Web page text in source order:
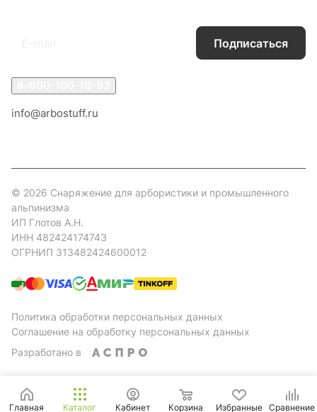
Подписаться
info@arbostuff.ru
© 2026 Снаряжение для арбористики и промышленного
альпинизма
ИП Глотов А.Н.
ИНН 482424174743
ОГРНИП 313482424600012
Политика обработки персональных данных
Соглашение на обработку персональных данных
Разработано в
Главная Каталог Кабинет Корзина Избранные Сравнение